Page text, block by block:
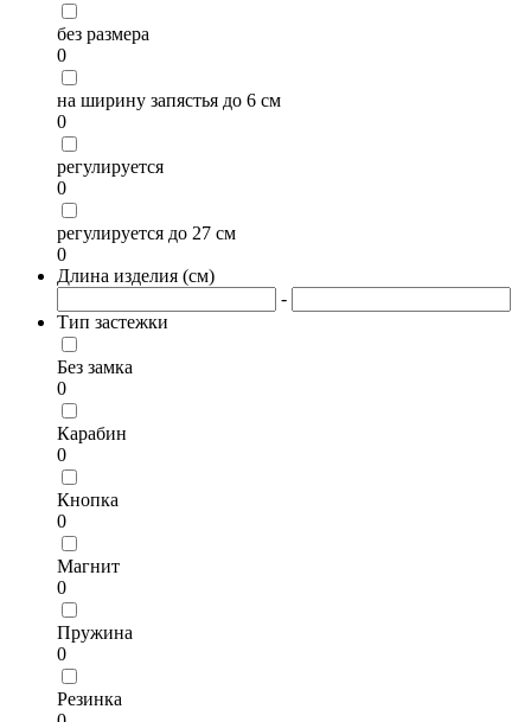
без размера
0
на ширину запястья до 6 см
0
регулируется
0
регулируется до 27 см
0
Длина изделия (см)
-
Тип застежки
Без замка
0
Карабин
0
Кнопка
0
Магнит
0
Пружина
0
Резинка